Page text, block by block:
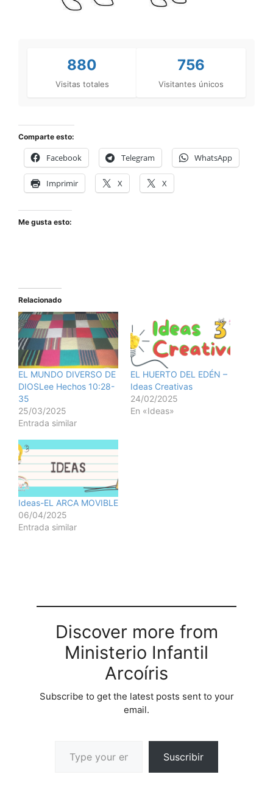
880
Visitas totales
756
Visitantes únicos
Comparte esto:
Facebook Telegram WhatsApp
Imprimir X X
Me gusta esto:
Relacionado
EL MUNDO DIVERSO DE
DIOSLee Hechos 10:28-
35
25/03/2025
Entrada similar
EL HUERTO DEL EDÉN –
Ideas Creativas
24/02/2025
En «Ideas»
Ideas-EL ARCA MOVIBLE
06/04/2025
Entrada similar
Discover more from
Ministerio Infantil
Arcoíris
Subscribe to get the latest posts sent to your
email.
Suscribir